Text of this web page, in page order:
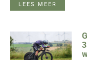
LEES MEER